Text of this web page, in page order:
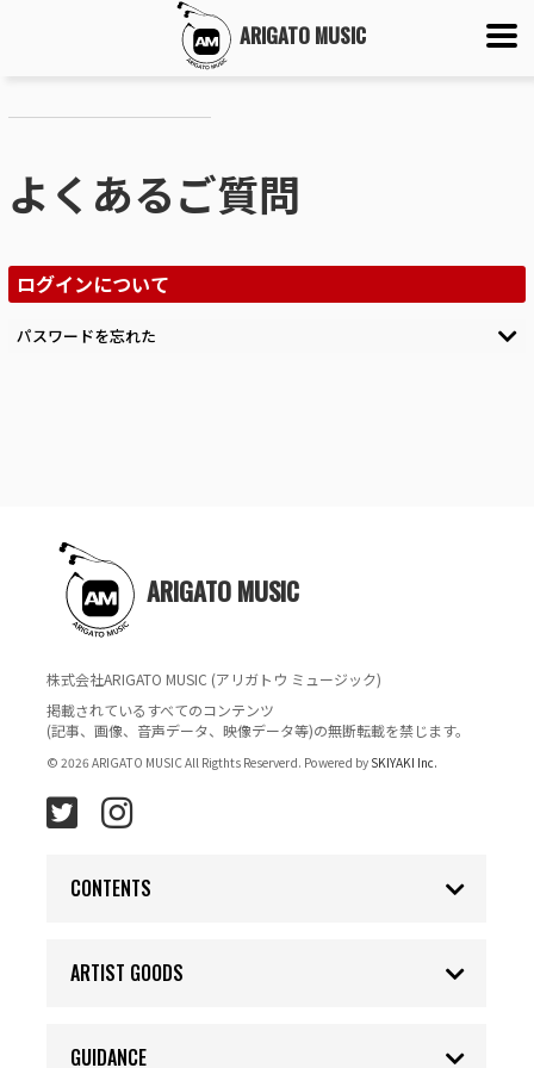
ARIGATO MUSIC
よくあるご質問
ログインについて
パスワードを忘れた
ARIGATO MUSIC
株式会社ARIGATO MUSIC (アリガトウ ミュージック)
掲載されているすべてのコンテンツ
(記事、画像、音声データ、映像データ等)の無断転載を禁じます。
© 2026 ARIGATO MUSIC All Rigthts Reserverd. Powered by SKIYAKI Inc.
CONTENTS
ARTIST GOODS
GUIDANCE